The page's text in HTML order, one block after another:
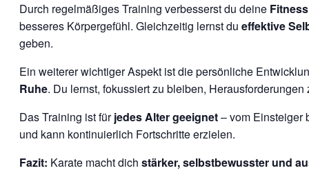
Durch regelmäßiges Training verbesserst du deine
besseres Körpergefühl. Gleichzeitig lernst du effektive
geben.
Ein weiterer wichtiger Aspekt ist die persönliche
Ruhe. Du lernst, fokussiert zu bleiben,
Das Training ist fürjedes Alter geeignet– vom Einsteiger
und kann kontinuierlich Fortschritte erzielen.
Fazit: Karate macht dich stärker, selbstbewusster und